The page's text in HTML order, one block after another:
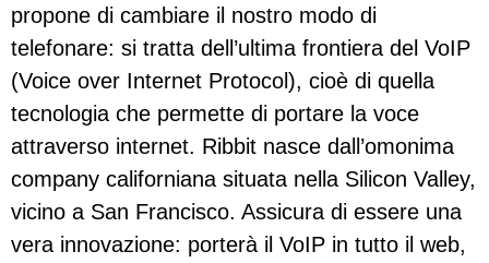
propone di cambiare il nostro modo di
telefonare: si tratta dell’ultima frontiera del VoIP
(Voice over Internet Protocol), cioè di quella
tecnologia che permette di portare la voce
attraverso internet. Ribbit nasce dall’omonima
company californiana situata nella Silicon Valley,
vicino a San Francisco. Assicura di essere una
vera innovazione: porterà il VoIP in tutto il web,